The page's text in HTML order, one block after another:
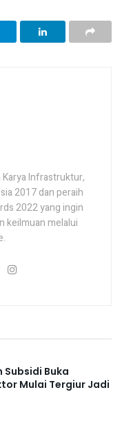
Infrastruktur,
2017 dan peraih
2022 yang ingin
keilmuan melalui
Subsidi Buka
Mulai Tergiur Jadi